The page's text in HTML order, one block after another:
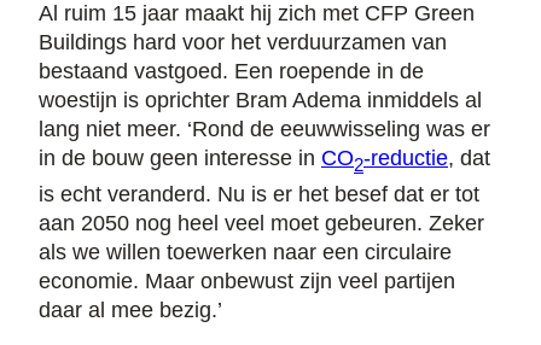
Al ruim 15 jaar maakt hij zich met CFP Green
Buildings hard voor het verduurzamen van
bestaand vastgoed. Een roepende in de
woestijn is oprichter Bram Adema inmiddels al
lang niet meer. ‘Rond de eeuwwisseling was er
in de bouw geen interesse in CO2-reductie, dat
is echt veranderd. Nu is er het besef dat er tot
aan 2050 nog heel veel moet gebeuren. Zeker
als we willen toewerken naar een circulaire
economie. Maar onbewust zijn veel partijen
daar al mee bezig.’